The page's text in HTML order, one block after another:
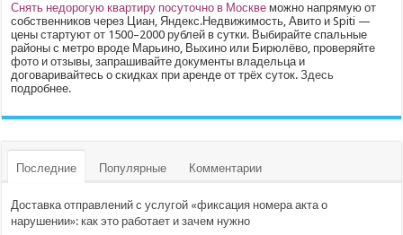
Снять недорогую квартиру посуточно в Москве можно напрямую от
собственников через Циан, Яндекс.Недвижимость, Авито и Spiti —
цены стартуют от 1500–2000 рублей в сутки. Выбирайте спальные
районы с метро вроде Марьино, Выхино или Бирюлёво, проверяйте
фото и отзывы, запрашивайте документы владельца и
договаривайтесь о скидках при аренде от трёх суток.Здесь
подробнее.
Последние Популярные Комментарии
Доставка отправлений с услугой «фиксация номера акта о
нарушении»: как это работает и зачем нужно